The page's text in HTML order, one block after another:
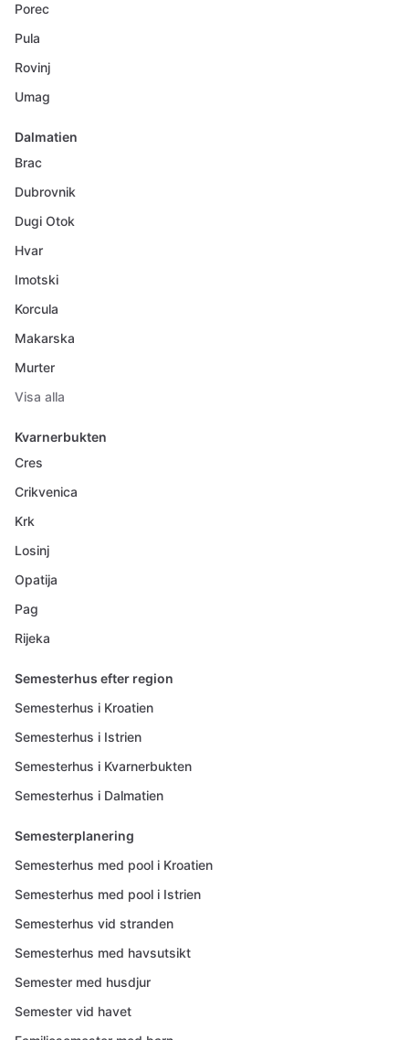
Porec
Pula
Rovinj
Umag
Dalmatien
Brac
Dubrovnik
Dugi Otok
Hvar
Imotski
Korcula
Makarska
Murter
Visa alla
Kvarnerbukten
Cres
Crikvenica
Krk
Losinj
Opatija
Pag
Rijeka
Semesterhus efter region
Semesterhus i Kroatien
Semesterhus i Istrien
Semesterhus i Kvarnerbukten
Semesterhus i Dalmatien
Semesterplanering
Semesterhus med pool i Kroatien
Semesterhus med pool i Istrien
Semesterhus vid stranden
Semesterhus med havsutsikt
Semester med husdjur
Semester vid havet